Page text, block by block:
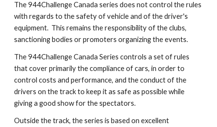
The 944Challenge Canada series does not control the rules
with regards to the safety of vehicle and of the driver's
equipment.  This remains the responsibility of the clubs,
sanctioning bodies or promoters organizing the events.
The 944Challenge Canada Series controls a set of rules
that cover primarily the compliance of cars, in order to
control costs and performance, and the conduct of the
drivers on the track to keep it as safe as possible while
giving a good show for the spectators.
Outside the track, the series is based on excellent